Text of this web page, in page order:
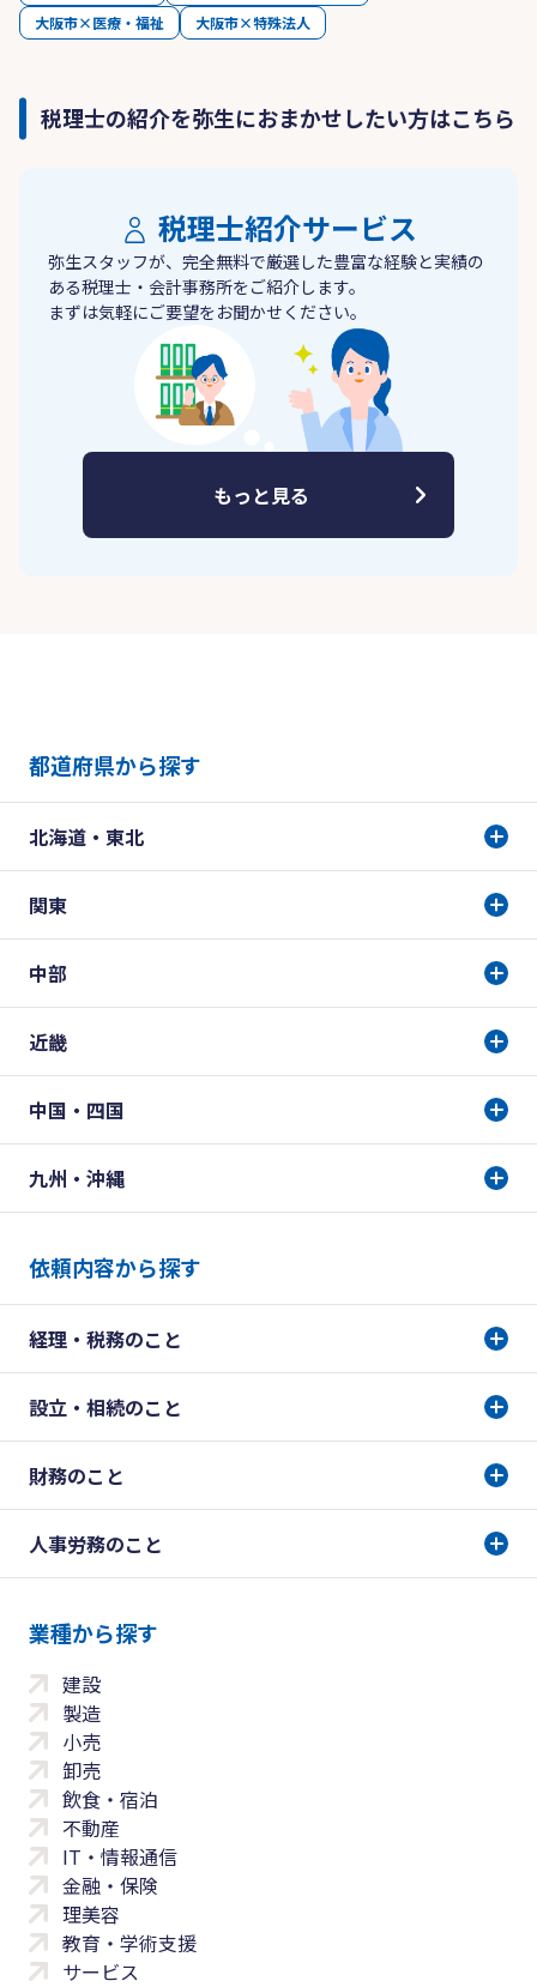
大阪市×医療・福祉
大阪市×特殊法人
税理士の紹介を弥生におまかせしたい方はこちら
税理士紹介サービス
弥生スタッフが、完全無料で厳選した豊富な経験と実績の
ある税理士・会計事務所をご紹介します。
まずは気軽にご要望をお聞かせください。
もっと見る
都道府県から探す
北海道・東北
関東
中部
近畿
中国・四国
九州・沖縄
依頼内容から探す
経理・税務のこと
設立・相続のこと
財務のこと
人事労務のこと
業種から探す
建設
製造
小売
卸売
飲食・宿泊
不動産
IT・情報通信
金融・保険
理美容
教育・学術支援
サービス